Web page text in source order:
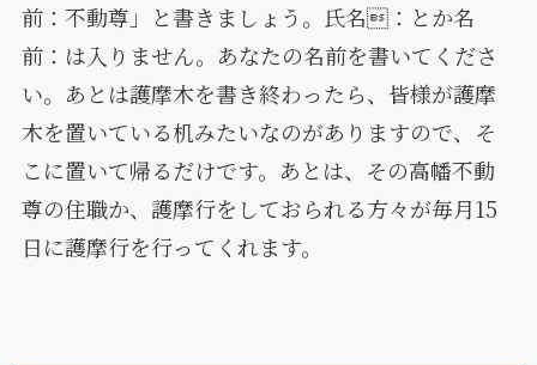
前：不動尊」と書きましょう。氏名：とか名
前：は入りません。あなたの名前を書いてくださ
い。あとは護摩木を書き終わったら、皆様が護摩
木を置いている机みたいなのがありますので、そ
こに置いて帰るだけです。あとは、その高幡不動
尊の住職か、護摩行をしておられる方々が毎月15
日に護摩行を行ってくれます。